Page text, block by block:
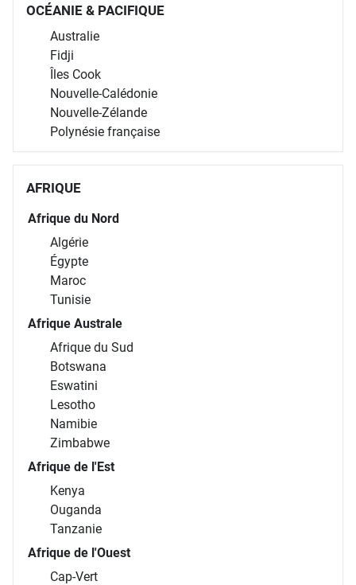
OCÉANIE & PACIFIQUE
Australie
Fidji
Îles Cook
Nouvelle-Calédonie
Nouvelle-Zélande
Polynésie française
AFRIQUE
Afrique du Nord
Algérie
Égypte
Maroc
Tunisie
Afrique Australe
Afrique du Sud
Botswana
Eswatini
Lesotho
Namibie
Zimbabwe
Afrique de l'Est
Kenya
Ouganda
Tanzanie
Afrique de l'Ouest
Cap-Vert